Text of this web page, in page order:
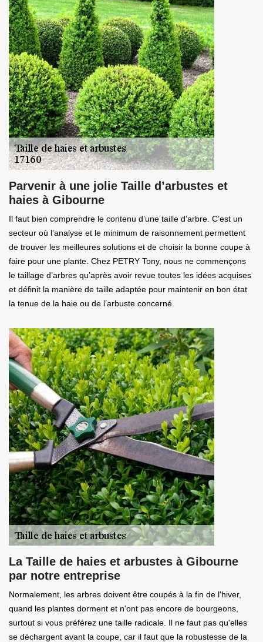
Parvenir à une jolie Taille d’arbustes et
haies à Gibourne
Il faut bien comprendre le contenu d’une taille d’arbre. C’est un
secteur où l’analyse et le minimum de raisonnement permettent
de trouver les meilleures solutions et de choisir la bonne coupe à
faire pour une plante. Chez PETRY Tony, nous ne commençons
le taillage d’arbres qu’après avoir revue toutes les idées acquises
et définit la manière de taille adaptée pour maintenir en bon état
la tenue de la haie ou de l’arbuste concerné.
La Taille de haies et arbustes à Gibourne
par notre entreprise
Normalement, les arbres doivent être coupés à la fin de l'hiver,
quand les plantes dorment et n'ont pas encore de bourgeons,
surtout si vous préférez une taille radicale. Il ne faut pas qu'elles
se déchargent avant la coupe, car il faut que la robustesse de la